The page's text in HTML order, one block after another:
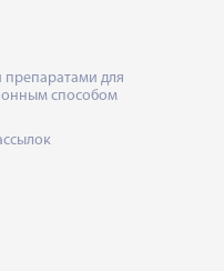
препаратами для
способом